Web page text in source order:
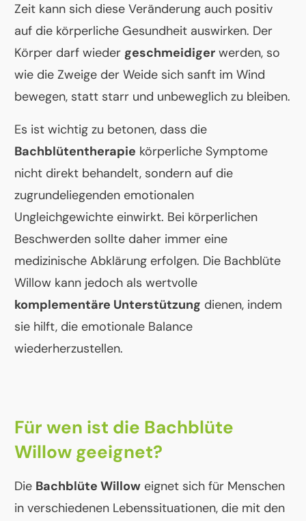
Zeit kann sich diese Veränderung auch positiv
auf die körperliche Gesundheit auswirken. Der
Körper darf wieder geschmeidiger werden, so
wie die Zweige der Weide sich sanft im Wind
bewegen, statt starr und unbeweglich zu bleiben.
Es ist wichtig zu betonen, dass die
Bachblütentherapie körperliche Symptome
nicht direkt behandelt, sondern auf die
zugrundeliegenden emotionalen
Ungleichgewichte einwirkt. Bei körperlichen
Beschwerden sollte daher immer eine
medizinische Abklärung erfolgen. Die Bachblüte
Willow kann jedoch als wertvolle
komplementäre Unterstützung dienen, indem
sie hilft, die emotionale Balance
wiederherzustellen.
Für wen ist die Bachblüte
Willow geeignet?
Die Bachblüte Willow eignet sich für Menschen
in verschiedenen Lebenssituationen, die mit den